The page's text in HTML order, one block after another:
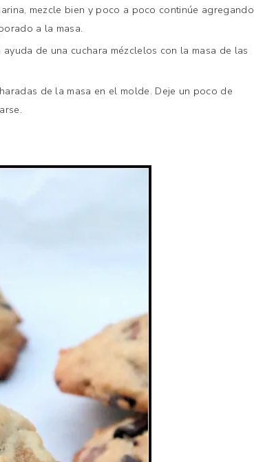
mezcle bien y poco a poco continúe agregando
a la masa.
de una cuchara mézclelos con la masa de las
de la masa en el molde. Deje un poco de